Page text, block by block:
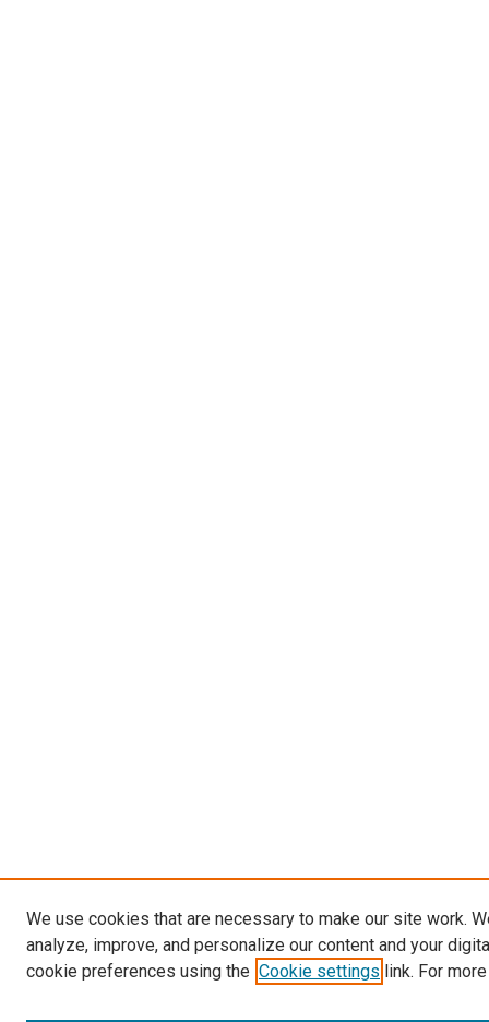
We use cookies that are necessary to make our site work.
analyze, improve, and personalize our content and your
cookie preferences using the Cookie settings link. For